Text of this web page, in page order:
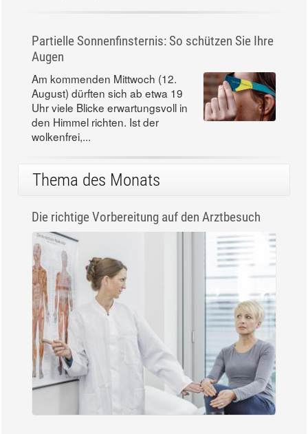
Partielle Sonnenfinsternis: So schützen Sie Ihre
Augen
Am kommenden Mittwoch (12.
August) dürften sich ab etwa 19
Uhr viele Blicke erwartungsvoll in
den Himmel richten. Ist der
wolkenfrei,...
Thema des Monats
Die richtige Vorbereitung auf den Arztbesuch